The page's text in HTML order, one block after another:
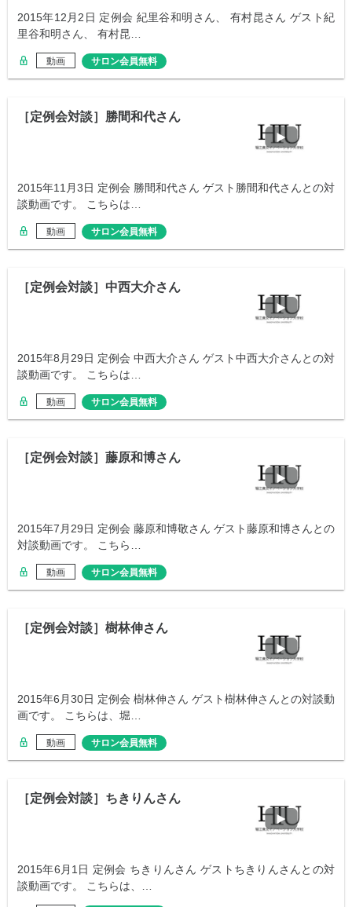
2015年12月2日 定例会 紀里谷和明さん、 有村昆さん ゲスト紀
里谷和明さん、 有村昆…
動画 サロン会員無料
［定例会対談］勝間和代さん
2015年11月3日 定例会 勝間和代さん ゲスト勝間和代さんとの対
談動画です。 こちらは…
動画 サロン会員無料
［定例会対談］中西大介さん
2015年8月29日 定例会 中西大介さん ゲスト中西大介さんとの対
談動画です。 こちらは…
動画 サロン会員無料
［定例会対談］藤原和博さん
2015年7月29日 定例会 藤原和博敬さん ゲスト藤原和博さんとの
対談動画です。 こちら…
動画 サロン会員無料
［定例会対談］樹林伸さん
2015年6月30日 定例会 樹林伸さん ゲスト樹林伸さんとの対談動
画です。 こちらは、堀…
動画 サロン会員無料
［定例会対談］ちきりんさん
2015年6月1日 定例会 ちきりんさん ゲストちきりんさんとの対
談動画です。 こちらは、…